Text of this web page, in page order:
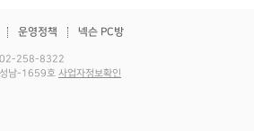
운영정책 넥슨 PC방
258-8322
남-1659호 사업자정보확인